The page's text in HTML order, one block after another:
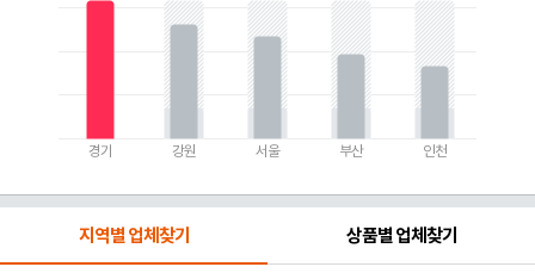
경기 강원 서울 부산 인천
지역별 업체찾기 상품별 업체찾기